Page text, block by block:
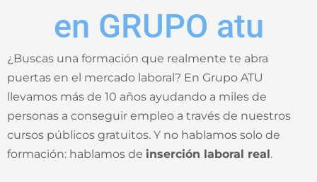
en GRUPO atu
¿Buscas una formación que realmente te abra
puertas en el mercado laboral? En Grupo ATU
llevamos más de 10 años ayudando a miles de
personas a conseguir empleo a través de nuestros
cursos públicos gratuitos. Y no hablamos solo de
formación: hablamos de inserción laboral real.